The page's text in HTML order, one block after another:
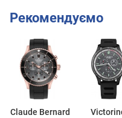
Рекомендуємо
Claude Bernard